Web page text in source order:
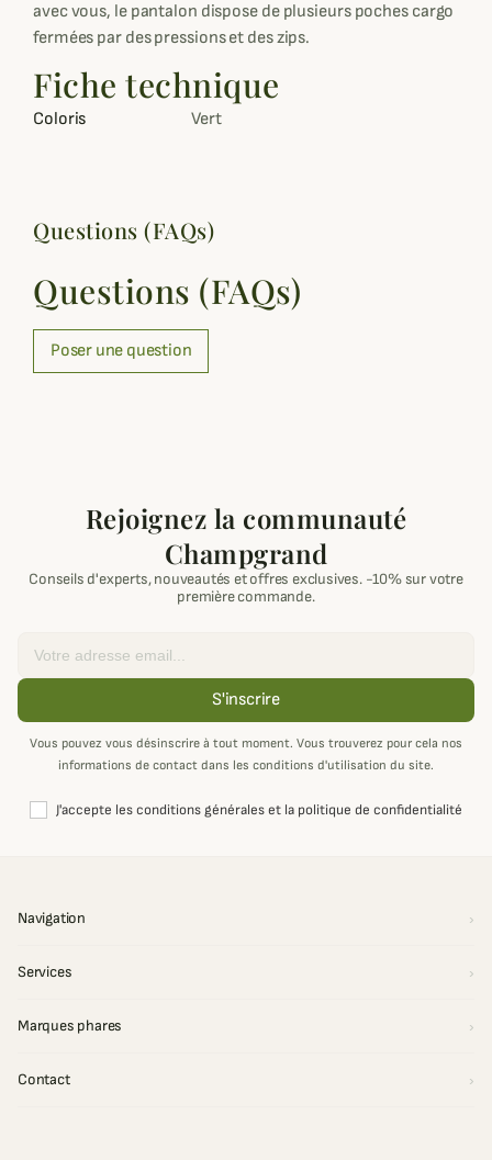
avec vous, le pantalon dispose de plusieurs poches cargo
fermées par des pressions et des zips.
Fiche technique
Coloris Vert
Questions (FAQs)
Questions (FAQs)
Poser une question
Rejoignez la communauté
Champgrand
Conseils d'experts, nouveautés et offres exclusives. -10% sur votre
première commande.
S'inscrire
Vous pouvez vous désinscrire à tout moment. Vous trouverez pour cela nos
informations de contact dans les conditions d'utilisation du site.
J'accepte les conditions générales et la politique de confidentialité
Navigation
Services
Marques phares
Contact